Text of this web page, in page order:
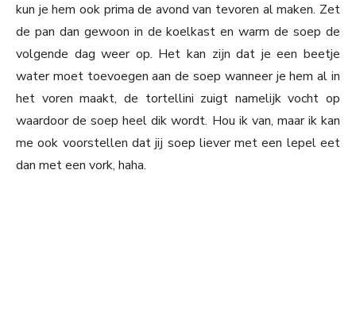
kun je hem ook prima de avond van tevoren al maken. Zet
de pan dan gewoon in de koelkast en warm de soep de
volgende dag weer op. Het kan zijn dat je een beetje
water moet toevoegen aan de soep wanneer je hem al in
het voren maakt, de tortellini zuigt namelijk vocht op
waardoor de soep heel dik wordt. Hou ik van, maar ik kan
me ook voorstellen dat jij soep liever met een lepel eet
dan met een vork, haha.